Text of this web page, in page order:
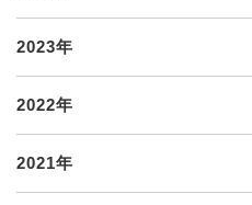
2023年
2022年
2021年